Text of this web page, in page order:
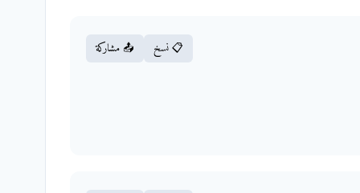
📋 نسخ 📤 مشاركة